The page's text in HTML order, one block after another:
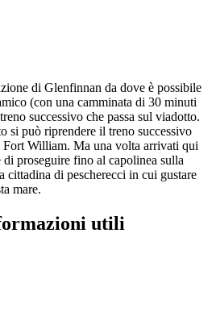
di Glenfinnan da dove è possibile
(con una camminata di 30 minuti
successivo che passa sul viadotto.
si può riprendere il treno successivo
William. Ma una volta arrivati qui
proseguire fino al capolinea sulla
cittadina di pescherecci in cui gustare
mare.
utili